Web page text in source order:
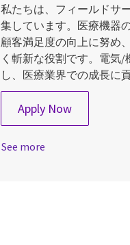
私たちは、フィールドサ
集しています。医療機器
顧客満足度の向上に努め
く斬新な役割です。電気
し、医療業界での成長に
Apply NowField
See more